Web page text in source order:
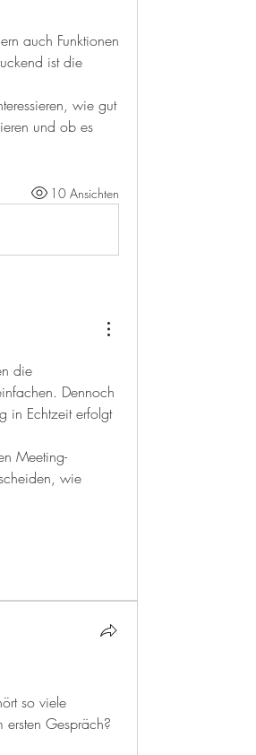
ist die
wie gut
und ob es
10 Ansichten
die
Dennoch
in Echtzeit erfolgt
Meeting-
wie
so viele
Gespräch?